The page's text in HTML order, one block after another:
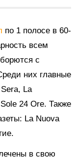
по 1 полосе в 60-
всем
с
них главные
La
24 Ore. Также
La Nuova
в свою